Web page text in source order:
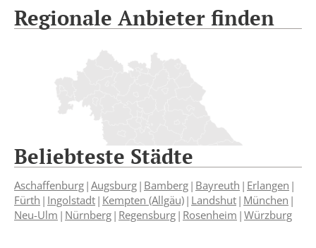
Regionale Anbieter finden
Beliebteste Städte
Aschaffenburg Augsburg Bamberg Bayreuth Erlangen
Fürth Ingolstadt Kempten (Allgäu) Landshut München
Neu-Ulm Nürnberg Regensburg Rosenheim Würzburg